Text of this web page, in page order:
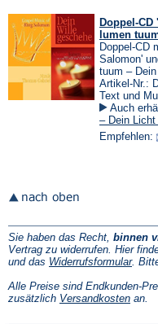
Doppel-
lumen
Doppel-CD
Salomon'
tuum –
Artikel-Nr.:
Text und
Auch
– Dein
Empfehlen:
Sie haben das Recht, binnen
Vertrag zu widerrufen. Hier
und das Widerrufsformular
einem
neuen
.
Alle Preise sind Endkunden-
zusätzlich Versandkosten(Öffnet
an.